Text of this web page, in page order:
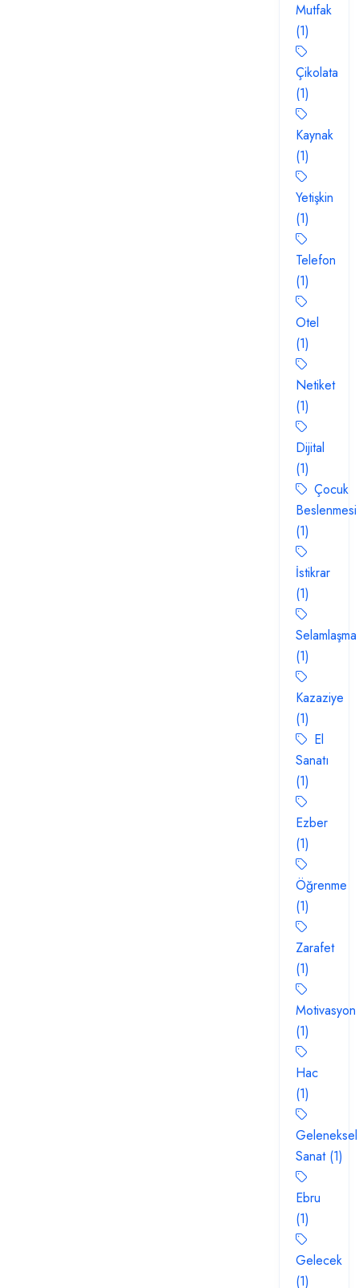
Mutfak
(1)
Çikolata
(1)
Kaynak
(1)
Yetişkin
(1)
Telefon
(1)
Otel
(1)
Netiket
(1)
Dijital
(1)
Çocuk
Beslenmesi
(1)
İstikrar
(1)
Selamlaşma
(1)
Kazaziye
(1)
El
Sanatı
(1)
Ezber
(1)
Öğrenme
(1)
Zarafet
(1)
Motivasyon
(1)
Hac
(1)
Geleneksel
Sanat (1)
Ebru
(1)
Gelecek
(1)